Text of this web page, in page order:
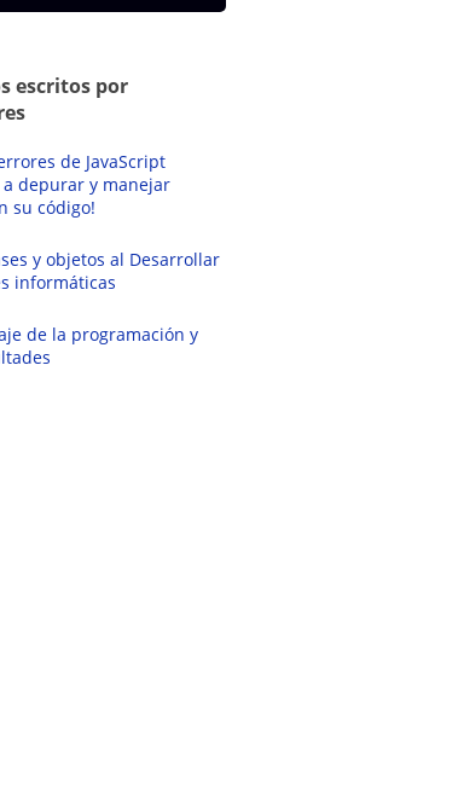
escritos por
de JavaScript
a depurar y manejar
su código!
y objetos al Desarrollar
informáticas
de la programación y